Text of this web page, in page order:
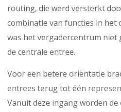
routing, die werd versterkt
combinatie van functies in het
was het vergadercentrum
de centrale entree.
Voor een betere oriëntatie
entrees terug tot één
Vanuit deze ingang worden